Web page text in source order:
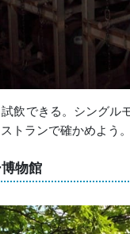
飲できる。シング
トランで確かめよう。
物館